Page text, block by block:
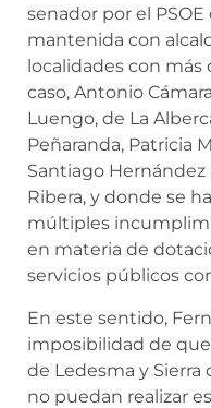
senador por el PSOE
mantenida con
localidades con
caso, Antonio
Luengo, de La
Peñaranda, Patricia
Santiago Hernández
Ribera, y donde se
múltiples
en materia de
servicios públicos
En este sentido,
imposibilidad de
de Ledesma y Sierra
no puedan realizar